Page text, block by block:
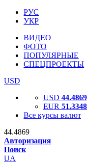
РУС
УКР
ВИДЕО
ФОТО
ПОПУЛЯРНЫЕ
СПЕЦПРОЕКТЫ
USD
USD 44.4869
EUR 51.3348
Все курсы валют
44.4869
Авторизация
Поиск
UA